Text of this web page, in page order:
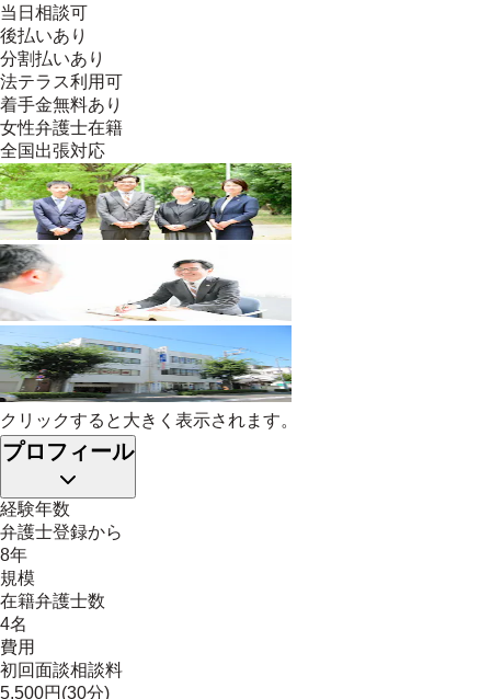
当日相談可
後払いあり
分割払いあり
法テラス利用可
着手金無料あり
女性弁護士在籍
全国出張対応
クリックすると大きく表示されます。
プロフィール
経験年数
弁護士登録から
8年
規模
在籍弁護士数
4名
費用
初回面談相談料
5,500円(30分)